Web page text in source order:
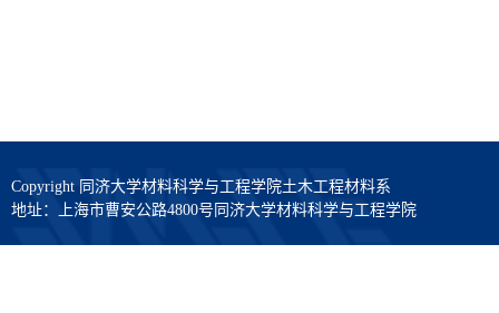
Copyright 同济大学材料科学与工程学院土木工程材料系
地址：上海市曹安公路4800号同济大学材料科学与工程学院